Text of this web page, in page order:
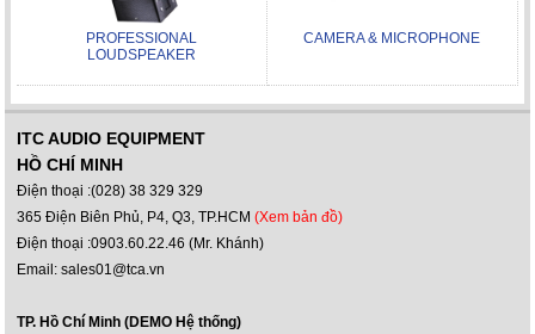
PROFESSIONAL
LOUDSPEAKER
CAMERA & MICROPHONE
ITC AUDIO EQUIPMENT
HỒ CHÍ MINH
Điện thoại :(028) 38 329 329
365 Điện Biên Phủ, P4, Q3, TP.HCM(Xem bản đồ)
Điện thoại :0903.60.22.46 (Mr. Khánh)
Email: sales01@tca.vn
TP. Hồ Chí Minh (DEMO Hệ thống)